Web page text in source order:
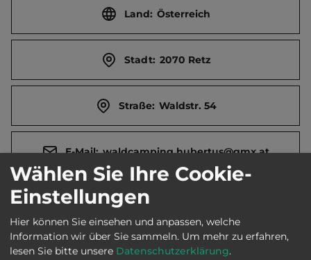
Land: Österreich
Stadt: 2070 Retz
Straße: Waldstr. 54
E-Mail: waldcamping.hubertus@gmx.at
Webseite: www.waldcamping-hubertus.at
Fläche: 10.000 m 2
Wählen Sie Ihre Cookie-
Einstellungen
Hier können Sie einsehen und anpassen, welche
Information wir über Sie sammeln. Um mehr zu erfahren,
lesen Sie bitte unsere Datenschutzerklärung.